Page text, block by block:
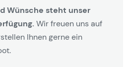
Wünsche steht unser
Wir freuen uns auf
Ihnen gerne ein